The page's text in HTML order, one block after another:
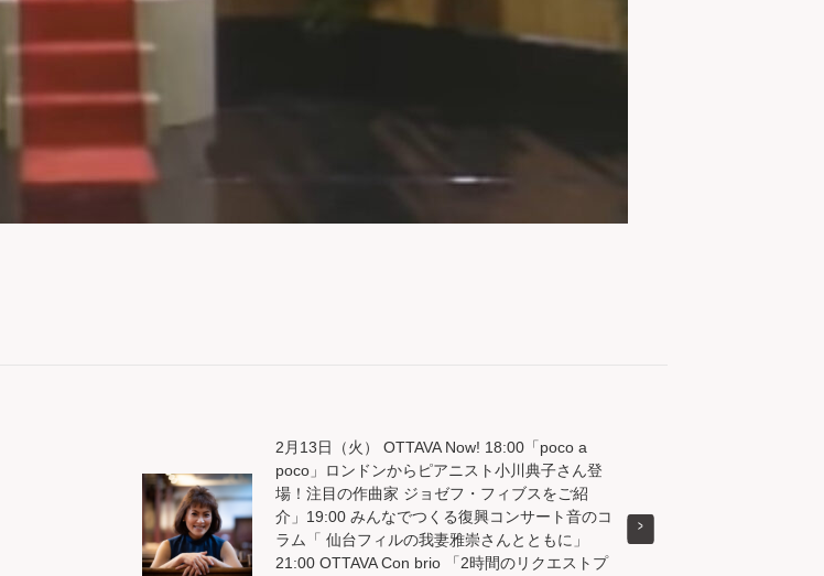
2月13日（火） OTTAVA Now! 18:00「poco a
poco」ロンドンからピアニスト小川典子さん登
場！注目の作曲家 ジョゼフ・フィブスをご紹
介」19:00 みんなでつくる復興コンサート音のコ
ラム「 仙台フィルの我妻雅崇さんとともに」
21:00 OTTAVA Con brio 「2時間のリクエストプ